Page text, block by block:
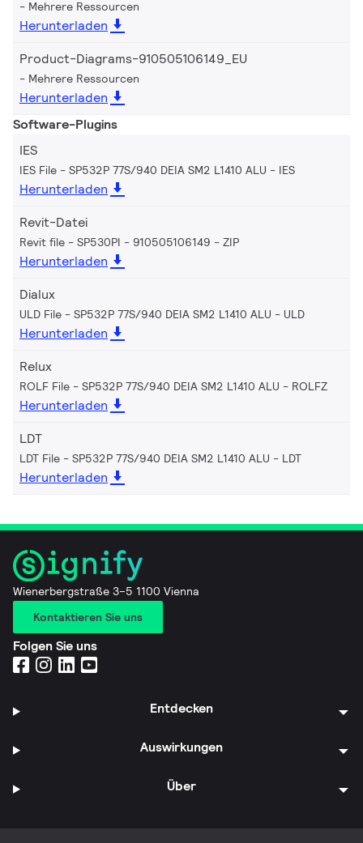
Mehrere Ressourcen
Herunterladen
Product-Diagrams-910505106149_EU
Mehrere Ressourcen
Herunterladen
Software-Plugins
IES
IES File - SP532P 77S/940 DEIA SM2 L1410 ALU IES
Herunterladen
Revit-Datei
Revit file - SP530PI - 910505106149 ZIP
Herunterladen
Dialux
ULD File - SP532P 77S/940 DEIA SM2 L1410 ALU ULD
Herunterladen
Relux
ROLF File - SP532P 77S/940 DEIA SM2 L1410 ALU ROLFZ
Herunterladen
LDT
LDT File - SP532P 77S/940 DEIA SM2 L1410 ALU LDT
Herunterladen
Wienerbergstraße 3–5 1100 Vienna
Kontaktieren Sie uns
Folgen Sie uns
Entdecken
Auswirkungen
Über